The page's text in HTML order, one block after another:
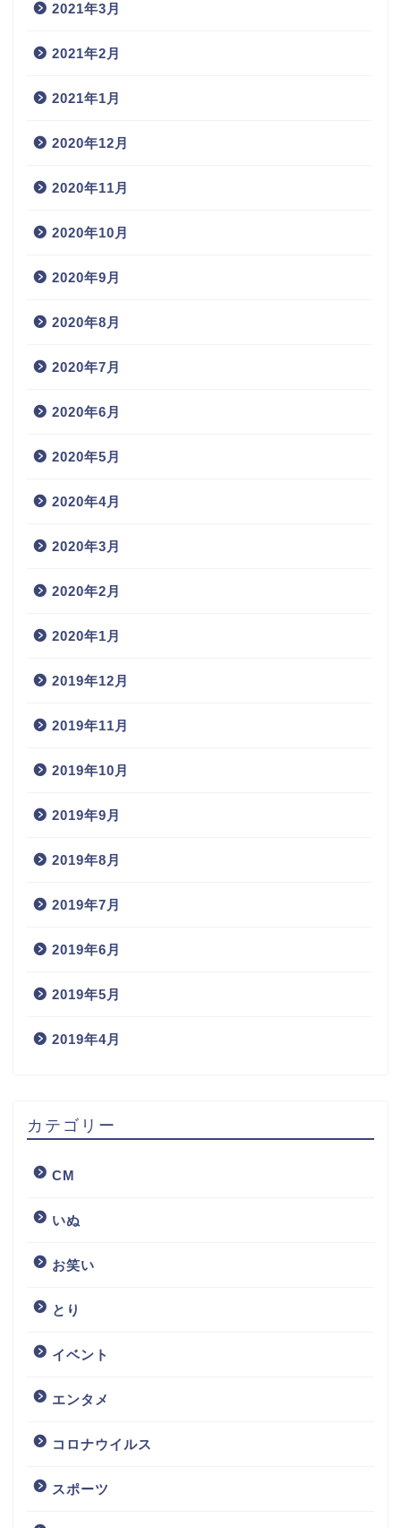
2021年3月
2021年2月
2021年1月
2020年12月
2020年11月
2020年10月
2020年9月
2020年8月
2020年7月
2020年6月
2020年5月
2020年4月
2020年3月
2020年2月
2020年1月
2019年12月
2019年11月
2019年10月
2019年9月
2019年8月
2019年7月
2019年6月
2019年5月
2019年4月
カテゴリー
CM
いぬ
お笑い
とり
イベント
エンタメ
コロナウイルス
スポーツ